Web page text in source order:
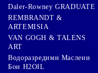
Daler-Rowney GRADUATE
REMBRANDT &
ARTEMISIA
VAN GOGH & TALENS
ART
Водоразредими Маслени
Бои H2OIL